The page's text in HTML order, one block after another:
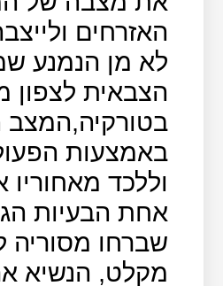
האזרחים
לא מן הנמנע
הצבאית לצפון
בטורקיה,המצב
באמצעות
וללכד
שברחו מסוריה